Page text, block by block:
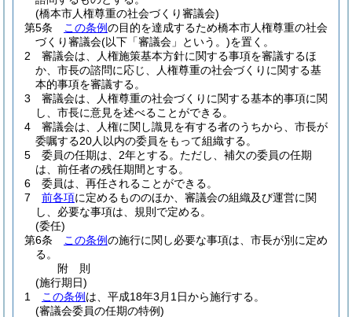
(橋本市人権尊重の社会づくり審議会)
第5条
この条例の目的を達成するため橋本市人権尊重の社会
づくり審議会(以下「審議会」という。)を置く。
2
審議会は、人権施策基本方針に関する事項を審議するほ
か、市長の諮問に応じ、人権尊重の社会づくりに関する基
本的事項を審議する。
3
審議会は、人権尊重の社会づくりに関する基本的事項に関
し、市長に意見を述べることができる。
4
審議会は、人権に関し識見を有する者のうちから、市長が
委嘱する20人以内の委員をもって組織する。
5
委員の任期は、2年とする。 ただし、補欠の委員の任期
は、前任者の残任期間とする。
6
委員は、再任されることができる。
7
前各項に定めるもののほか、審議会の組織及び運営に関
し、必要な事項は、規則で定める。
(委任)
第6条
この条例の施行に関し必要な事項は、市長が別に定め
る。
附 則
(施行期日)
1
この条例 は、平成18年3月1日から施行する。
(審議会委員の任期の特例)